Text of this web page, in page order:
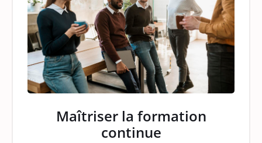
Maîtriser la formation
continue